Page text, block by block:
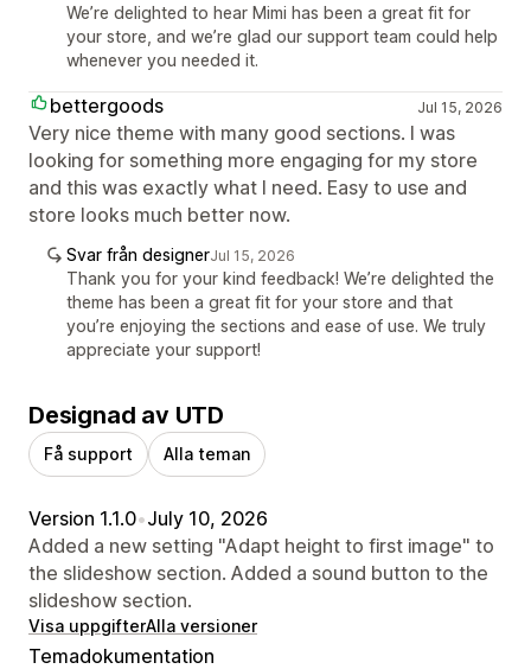
We’re delighted to hear Mimi has been a great fit for
your store, and we’re glad our support team could help
whenever you needed it.
bettergoods Jul 15, 2026
Very nice theme with many good sections. I was
looking for something more engaging for my store
and this was exactly what I need. Easy to use and
store looks much better now.
Svar från designerJul 15, 2026
Thank you for your kind feedback! We’re delighted the
theme has been a great fit for your store and that
you’re enjoying the sections and ease of use. We truly
appreciate your support!
Designad av UTD
Få support Alla teman
Version 1.1.0•July 10, 2026
Added a new setting "Adapt height to first image" to
the slideshow section. Added a sound button to the
slideshow section.
Visa uppgifterAlla versioner
Temadokumentation